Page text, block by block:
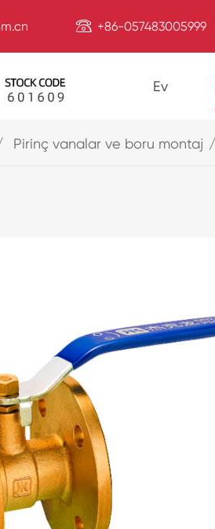
 +86-057483005999
Ev
Pirinç vanalar ve boru montaj